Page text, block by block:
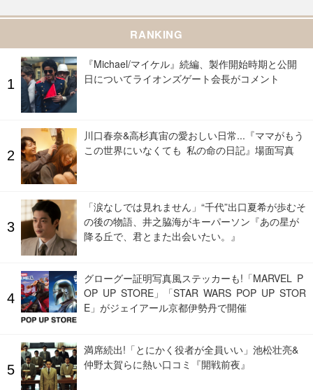
RANKING
『Michael/マイケル』続編、製作開始時期と公開
日についてライオンズゲート会長がコメント
川口春奈&高杉真宙の愛おしい日常...『ママがもう
この世界にいなくても 私の命の日記』場面写真
「涙なしでは見れません」“千代”出口夏希が歩むそ
の後の物語、井之脇海がキーパーソン『あの星が
降る丘で、君とまた出会いたい。』
グローグー証明写真風ステッカーも!「MARVEL P
OP UP STORE」「STAR WARS POP UP STOR
E」がジェイアール京都伊勢丹で開催
満席続出!「とにかく役者が全員いい」池松壮亮&
仲野太賀らに熱い口コミ『開戦前夜』